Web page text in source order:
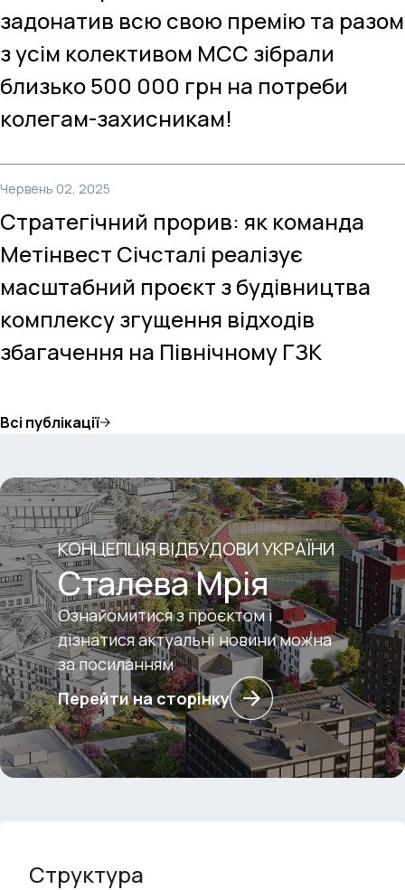
Всі публікації
задонатив всю свою премію та разом
з усім колективом МСС зібрали
близько 500 000 грн на потреби
колегам-захисникам!
Червень 02, 2025
Стратегічний прорив: як команда
Метінвест Січсталі реалізує
масштабний проєкт з будівництва
комплексу згущення відходів
збагачення на Північному ГЗК
КОНЦЕПЦІЯ ВІДБУДОВИ УКРАЇНИ
Сталева Мрія
Ознайомитися з проєктом і
дізнатися актуальні новини можна
за посиланням
Перейти на сторінку
Структура